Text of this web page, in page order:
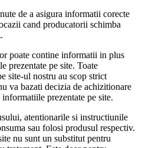
de a asigura informatii corecte
cand producatorii schimba
poate contine informatii in plus
prezentate pe site. Toate
site-ul nostru au scop strict
va bazati decizia de achizitionare
prezentate pe site.
atentionarile si instructiunile
sau folosi produsul respectiv.
nu sunt un substitut pentru